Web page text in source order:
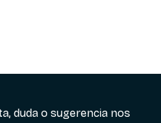
duda o sugerencia nos